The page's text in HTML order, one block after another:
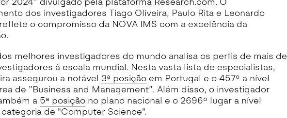
dos investigadores Tiago Oliveira, Paulo Rita e Leonardo
o compromisso da NOVA IMS com a excelência da
melhores investigadores do mundo analisa os perfis de mais de
à escala mundial. Nesta vasta lista de especialistas,
assegurou a notável 3ª posiçãoem Portugal e o 457º a nível
de ”Business and Management”. Além disso, o investigador
a 5ª posiçãono plano nacional e o 2696º lugar a nível
de "Computer Science".